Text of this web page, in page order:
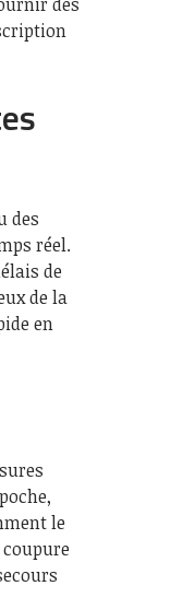
des
réel.
de
de la
en
le